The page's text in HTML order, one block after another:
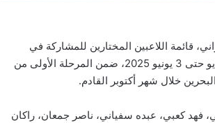
الصالات تحت 17 عاماً، مبارك الشهراني، قائمة اللاعبين المختارين للمشاركة في
المعسكر التدريبي الداخلي الذي سيُقام في مدينة الخبر خلال الفترة من 22 مايو حتى 3 يونيو 2025، ضمن المرحلة الأولى من
خلال شهر أكتوبر القادم.
فهد كعبي، عبده سفياني، ناصر جمعان، راكان